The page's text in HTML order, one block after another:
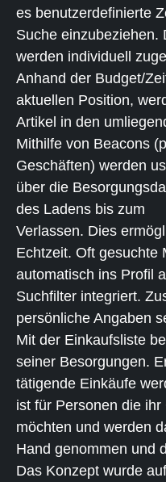
es benutzerdefinierte
Suche einzubeziehen.
werden individuell
Anhand der Budget/
aktuellen Position,
Artikel in den
Mithilfe von Beacons
Geschäften) werden
über die
des Ladens bis zum
Verlassen. Dies
Echtzeit. Oft gesuchte
automatisch ins Profil
Suchfilter integriert.
persönliche Angaben
Mit der Einkaufsliste
seiner Besorgungen.
tätigende Einkäufe
ist für Personen die
möchten und werden
Hand genommen und
Das Konzept wurde